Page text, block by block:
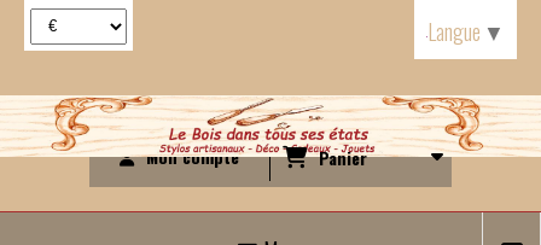
Mon compte Panier
Langue ▼
Panneau de gestion des cookies